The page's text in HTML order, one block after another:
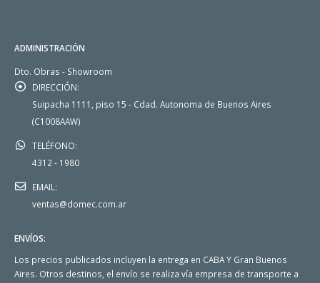
ADMINISTRACIÓN
Dto. Obras - Showroom
DIRECCIÓN:
Suipacha 1111, piso 15 - Cdad. Autonoma de Buenos Aires
(C1008AAW)
TELÉFONO:
4312 - 1980
EMAIL:
ventas@domec.com.ar
ENVÍOS:
Los precios publicados incluyen la entrega en CABA Y Gran Buenos
Aires. Otros destinos, el envío se realiza vía empresa de transporte a